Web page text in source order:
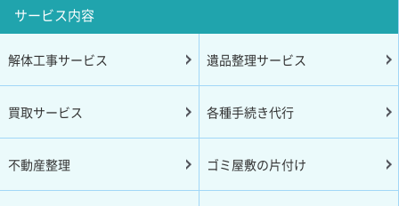
サービス内容
解体工事サービス 遺品整理サービス
買取サービス 各種手続き代行
不動産整理 ゴミ屋敷の片付け